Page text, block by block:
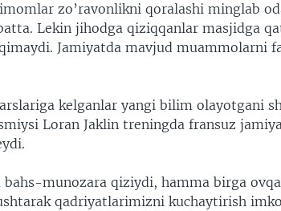
zo’ravonlikni qoralashi minglab
Lekin jihodga qiziqqanlar masjidga
Jamiyatda mavjud muammolarni
kelganlar yangi bilim olayotgani
Loran Jaklin treningda fransuz
bahs-munozara qiziydi, hamma birga
qadriyatlarimizni kuchaytirish